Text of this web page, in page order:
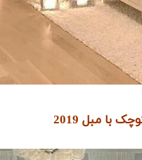
با مبل 2019